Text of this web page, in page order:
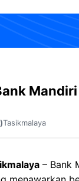
Mandiri
Tasikmalaya
– Bank